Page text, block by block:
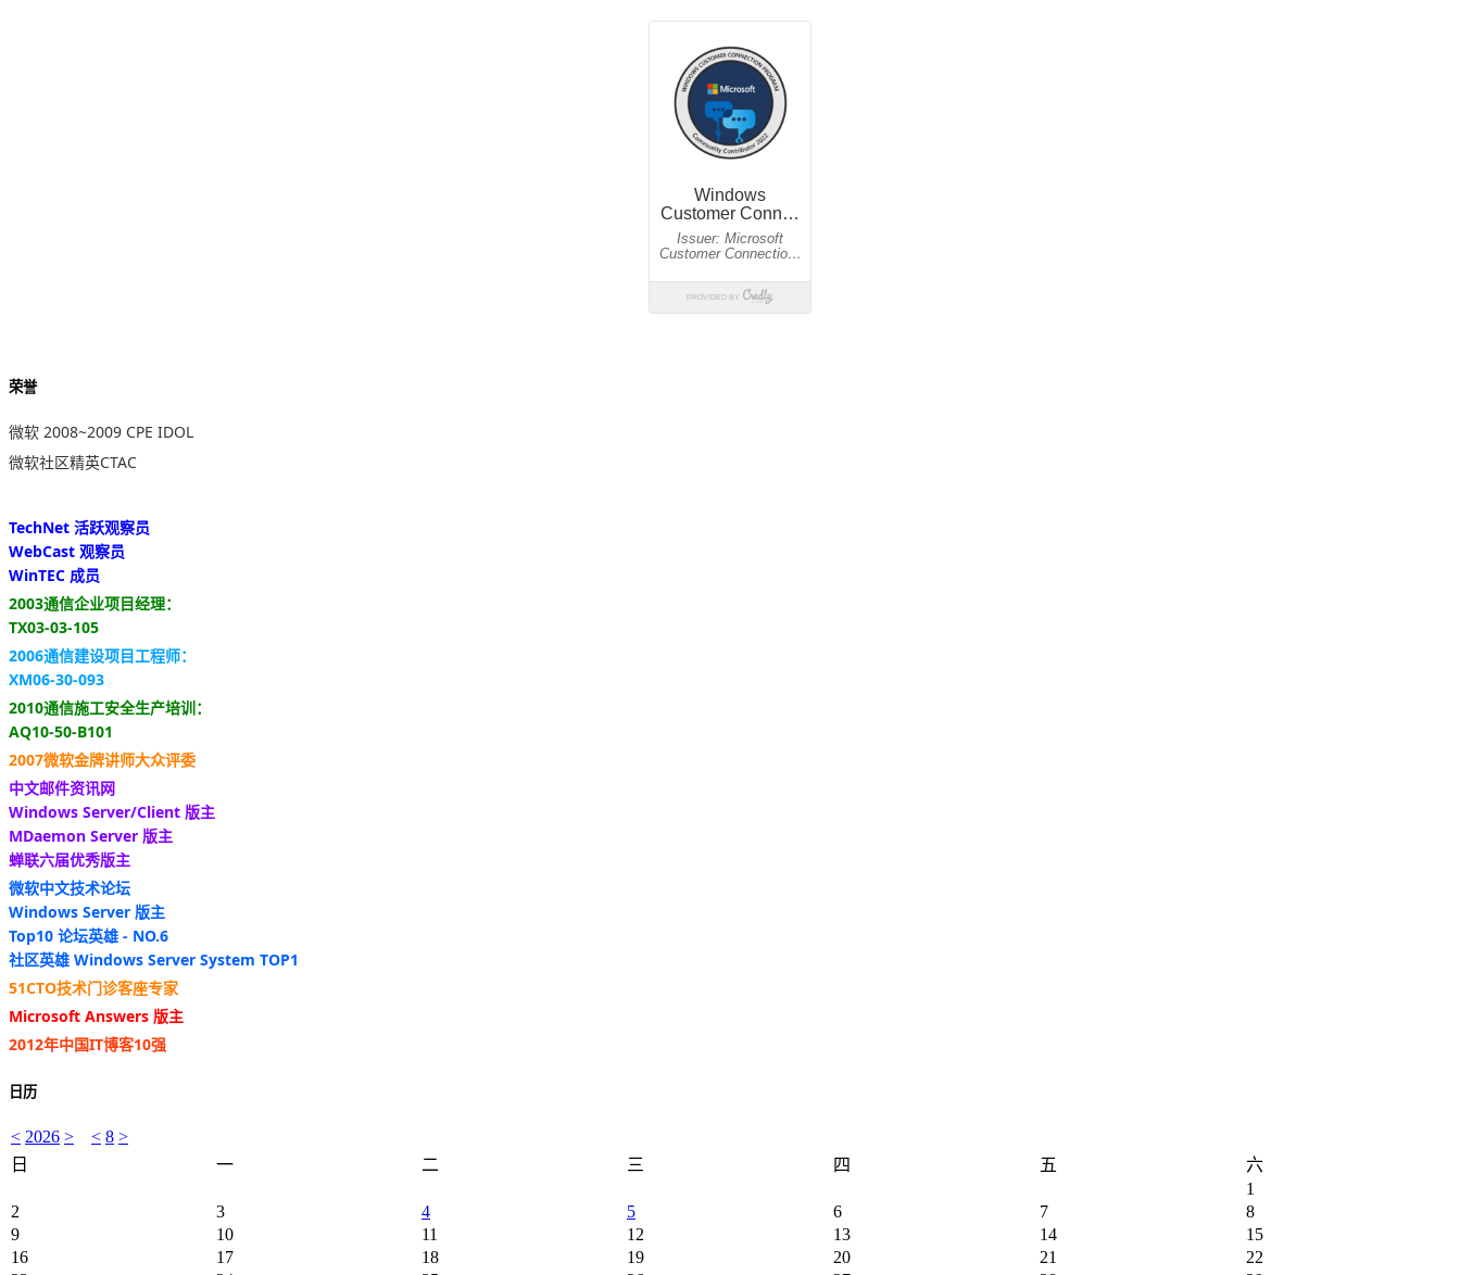
荣誉
微软 2008~2009 CPE IDOL
微软社区精英CTAC
TechNet 活跃观察员
WebCast 观察员
WinTEC 成员
2003通信企业项目经理：
TX03-03-105
2006通信建设项目工程师：
XM06-30-093
2010通信施工安全生产培训：
AQ10-50-B101
2007微软金牌讲师大众评委
中文邮件资讯网
Windows Server/Client 版主
MDaemon Server 版主
蝉联六届优秀版主
微软中文技术论坛
Windows Server 版主
Top10 论坛英雄 - NO.6
社区英雄 Windows Server System TOP1
51CTO技术门诊客座专家
Microsoft Answers 版主
2012年中国IT博客10强
日历
< 2026 > < 8 >
日
一 二 三 四 五
六
1
2
3 4 5 6 7
8
9
10 11 12 13 14
15
16
17 18 19 20 21
22